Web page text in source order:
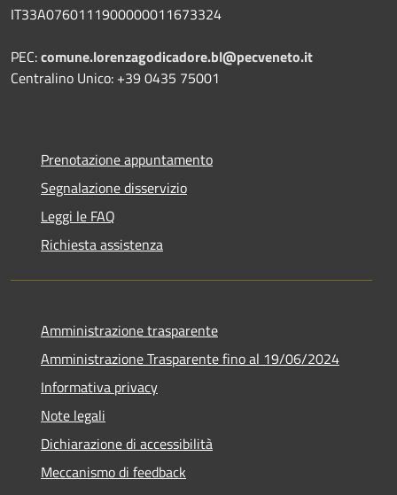
IT33A0760111900000011673324
PEC:comune.lorenzagodicadore.bl@pecveneto.it
Centralino Unico: +39 0435 75001
Prenotazione appuntamento
Segnalazione disservizio
Leggi le FAQ
Richiesta assistenza
Amministrazione trasparente
Amministrazione Trasparente fino al 19/06/2024
Informativa privacy
Note legali
Dichiarazione di accessibilità
Meccanismo di feedback